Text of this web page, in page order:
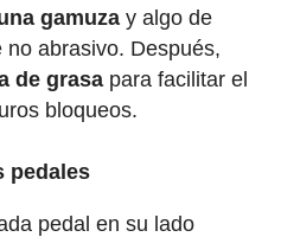
gamuzay algo de
abrasivo. Después,
de grasapara facilitar el
bloqueos.
pedales
pedal en su lado